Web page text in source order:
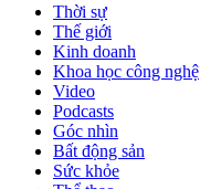
Thời sự
Thế giới
Kinh doanh
Khoa học công nghệ
Video
Podcasts
Góc nhìn
Bất động sản
Sức khỏe